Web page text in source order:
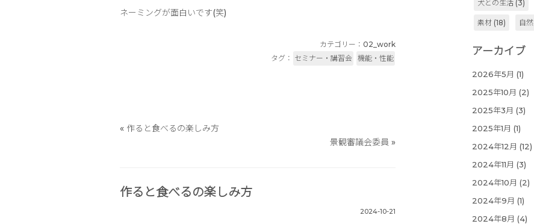
ネーミングが面白いです(笑)
カテゴリー： 02_work
タグ： セミナー・講習会 機能・性能
« 作ると食べるの楽しみ方
景観審議会委員 »
作ると食べるの楽しみ方
2024-10-21
犬との生活 (3)
素材 (18) 自然
アーカイブ
2026年5月 (1)
2025年10月 (2)
2025年3月 (3)
2025年1月 (1)
2024年12月 (12)
2024年11月 (3)
2024年10月 (2)
2024年9月 (1)
2024年8月 (4)